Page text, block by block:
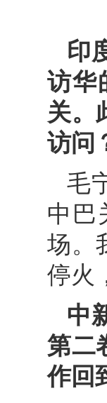
印
访华
关。
访问
毛
中巴
场。
停火
中
第二
作回